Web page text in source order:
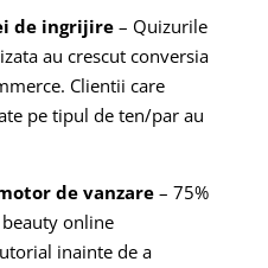
de ingrijire– Quizurile
au crescut conversia
Clientii care
pe tipul de ten/par au
de vanzare– 75%
online
inainte de a